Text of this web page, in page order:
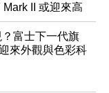
Mark II 或迎來高
級
富士下一代旗
來外觀與色彩科